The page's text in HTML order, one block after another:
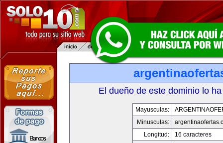
El dueño de este dominio lo
Mayusculas:
Minusculas:
Longitud:
16 caracteres